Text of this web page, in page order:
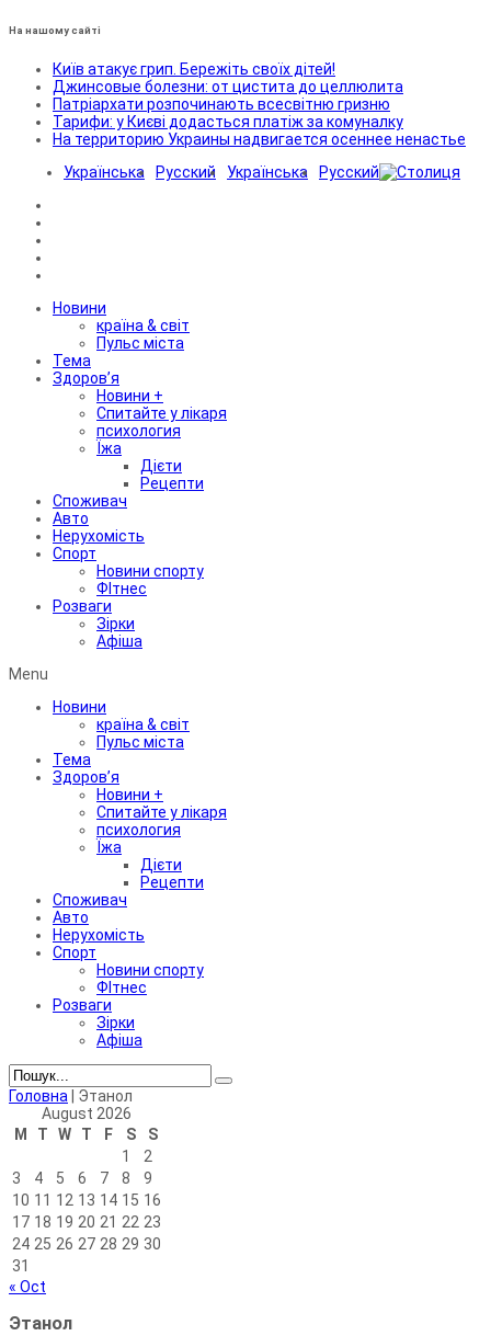
На нашому сайті
Київ атакує грип. Бережіть своїх дітей!
Джинсовые болезни: от цистита до целлюлита
Патріархати розпочинають всесвітню гризню
Тарифи: у Києві додасться платіж за комуналку
На территорию Украины надвигается осеннее ненастье
Українська
Русский Українська Русский
Новини
країна & світ
Пульс міста
Тема
Здоров’я
Новини +
Спитайте у лікаря
психология
Їжа
Дієти
Рецепти
Споживач
Авто
Нерухомість
Спорт
Новини спорту
ФІтнес
Розваги
Зірки
Афіша
Menu
Новини
країна & світ
Пульс міста
Тема
Здоров’я
Новини +
Спитайте у лікаря
психология
Їжа
Дієти
Рецепти
Споживач
Авто
Нерухомість
Спорт
Новини спорту
ФІтнес
Розваги
Зірки
Афіша
Головна
Этанол
August 2026
M
T W T F S
S
1
2
3
4 5 6 7 8
9
10 11 12 13 14 15 16
17 18 19 20 21 22 23
24 25 26 27 28 29 30
31
« Oct
Этанол